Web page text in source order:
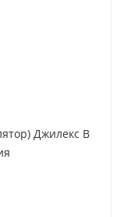
Джилекс В